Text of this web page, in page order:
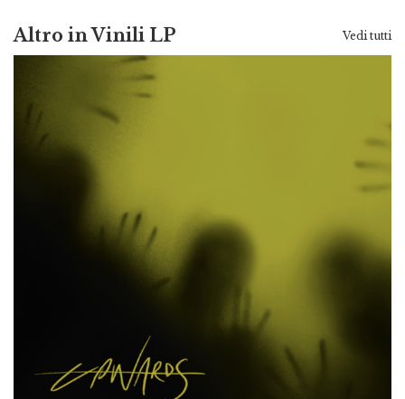
Altro in Vinili LP Vedi tutti